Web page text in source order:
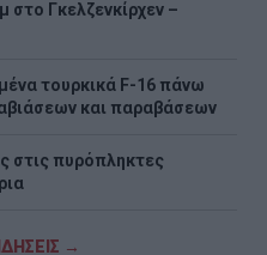
στο Γκελζενκίρχεν –
τουρκικά F-16 πάνω
και παραβάσεων
στις πυρόπληκτες
→